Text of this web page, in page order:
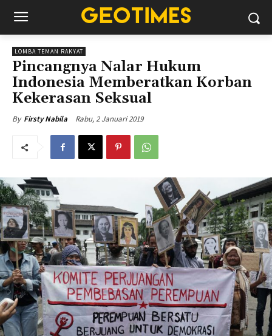
LOMBA TEMAN RAKYAT
Pincangnya Nalar Hukum
Indonesia Memberatkan Korban
Kekerasan Seksual
By Firsty Nabila Rabu, 2 Januari 2019